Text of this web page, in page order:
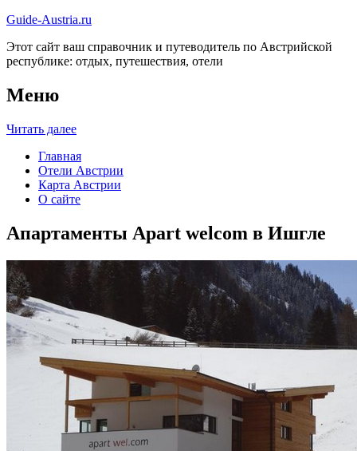
Guide-Austria.ru
Этот сайт ваш справочник и путеводитель по Австрийской
республике: отдых, путешествия, отели
Меню
Читать далее
Главная
Отели Австрии
Карта Австрии
О сайте
Апартаменты Apart welcom в Ишгле